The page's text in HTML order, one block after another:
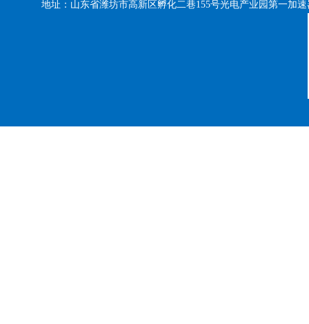
地址：山东省潍坊市高新区孵化二巷155号光电产业园第一加